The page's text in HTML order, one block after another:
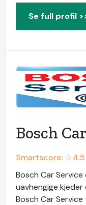
Se full profil
Bosch
Smartscore: ☆4.5
Bosch Car
uavhengige
Bosch Car